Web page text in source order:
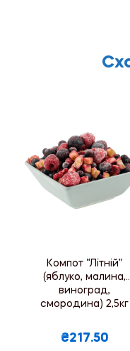
Компот “Літній”
(яблуко, малина,
виноград,
смородина) 2,5кг
₴217.50